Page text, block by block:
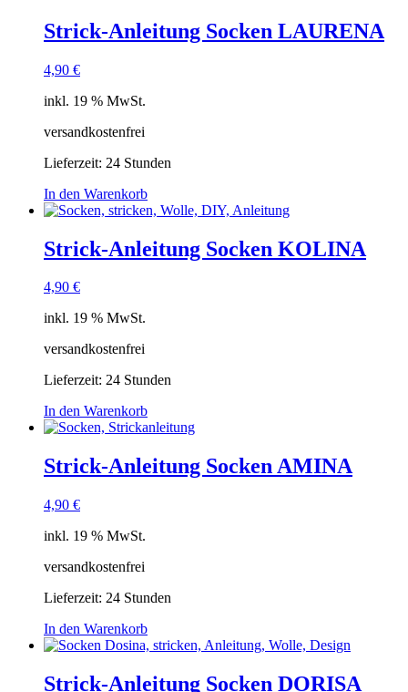
Strick-Anleitung Socken LAURENA
4,90 €
inkl. 19 % MwSt.
versandkostenfrei
Lieferzeit: 24 Stunden
In den Warenkorb
Strick-Anleitung Socken KOLINA
4,90 €
inkl. 19 % MwSt.
versandkostenfrei
Lieferzeit: 24 Stunden
In den Warenkorb
Strick-Anleitung Socken AMINA
4,90 €
inkl. 19 % MwSt.
versandkostenfrei
Lieferzeit: 24 Stunden
In den Warenkorb
Strick-Anleitung Socken DORISA